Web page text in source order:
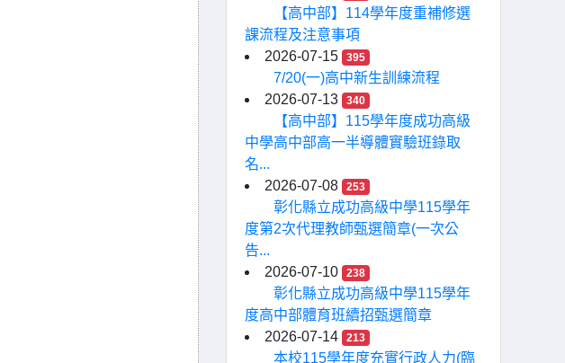
【高中部】114學年度重補修選
課流程及注意事項
2026-07-15
395
7/20(一)高中新生訓練流程
2026-07-13
340
【高中部】115學年度成功高級
中學高中部高一半導體實驗班錄取
名...
2026-07-08
253
彰化縣立成功高級中學115學年
度第2次代理教師甄選簡章(一次公
告...
2026-07-10
238
彰化縣立成功高級中學115學年
度高中部體育班續招甄選簡章
2026-07-14
213
本校115學年度充實行政人力(臨